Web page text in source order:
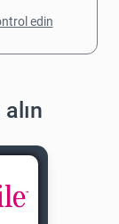
edin